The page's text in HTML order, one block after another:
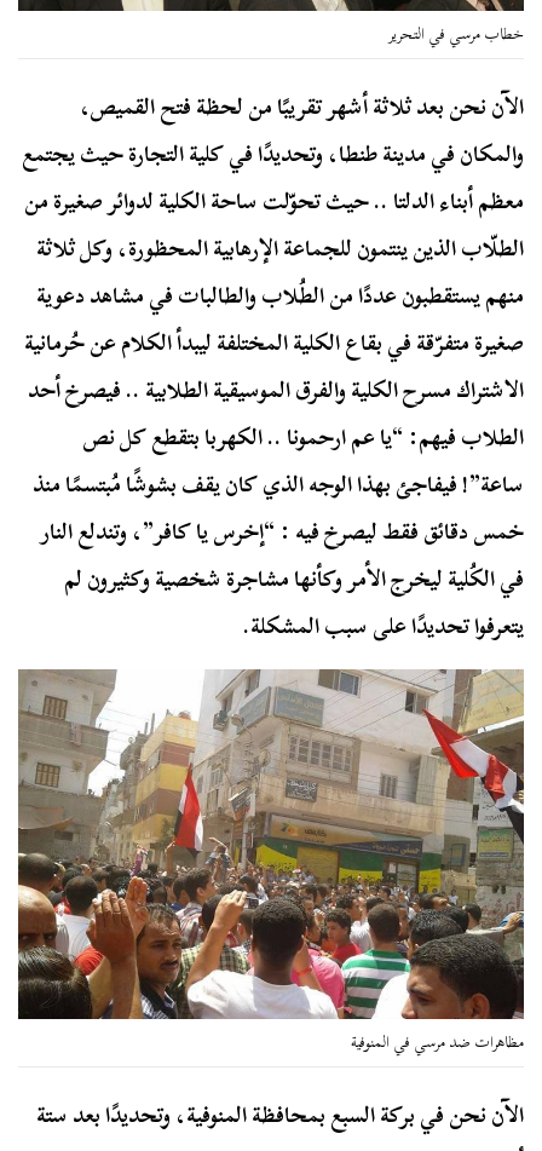
خطاب مرسي في التحرير
الآن نحن بعد ثلاثة أشهر تقريبًا من لحظة فتح القميص،
والمكان في مدينة طنطا، وتحديدًا في كلية التجارة حيث يجتمع
معظم أبناء الدلتا .. حيث تحوّلت ساحة الكلية لدوائر صغيرة من
الطلّاب الذين ينتمون للجماعة الإرهابية المحظورة، وكل ثلاثة
منهم يستقطبون عددًا من الطُلاب والطالبات في مشاهد دعوية
صغيرة متفرّقة في بقاع الكلية المختلفة ليبدأ الكلام عن حُرمانية
الاشتراك مسرح الكلية والفرق الموسيقية الطلابية .. فيصرخ أحد
الطلاب فيهم: “يا عم ارحمونا .. الكهربا بتقطع كل نص
ساعة”! فيفاجئ بهذا الوجه الذي كان يقف بشوشًا مُبتسمًا منذ
خمس دقائق فقط ليصرخ فيه : “إخرس يا كافر”، وتندلع النار
في الكُلية ليخرج الأمر وكأنها مشاجرة شخصية وكثيرون لم
يتعرفوا تحديدًا على سبب المشكلة.
مظاهرات ضد مرسي في المنوفية
الآن نحن في بركة السبع بمحافظة المنوفية، وتحديدًا بعد ستة